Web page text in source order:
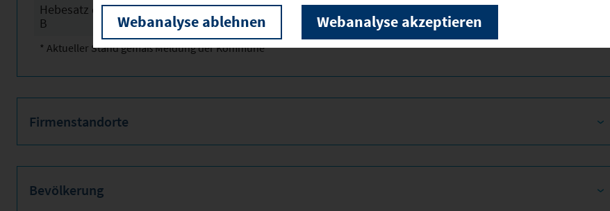
Hebesatz der Grundsteuer
B
2025 110 *
* Aktueller Stand gemäß Meldung der Kommune
Firmenstandorte
Bevölkerung
Webanalyse ablehnen Webanalyse akzeptieren